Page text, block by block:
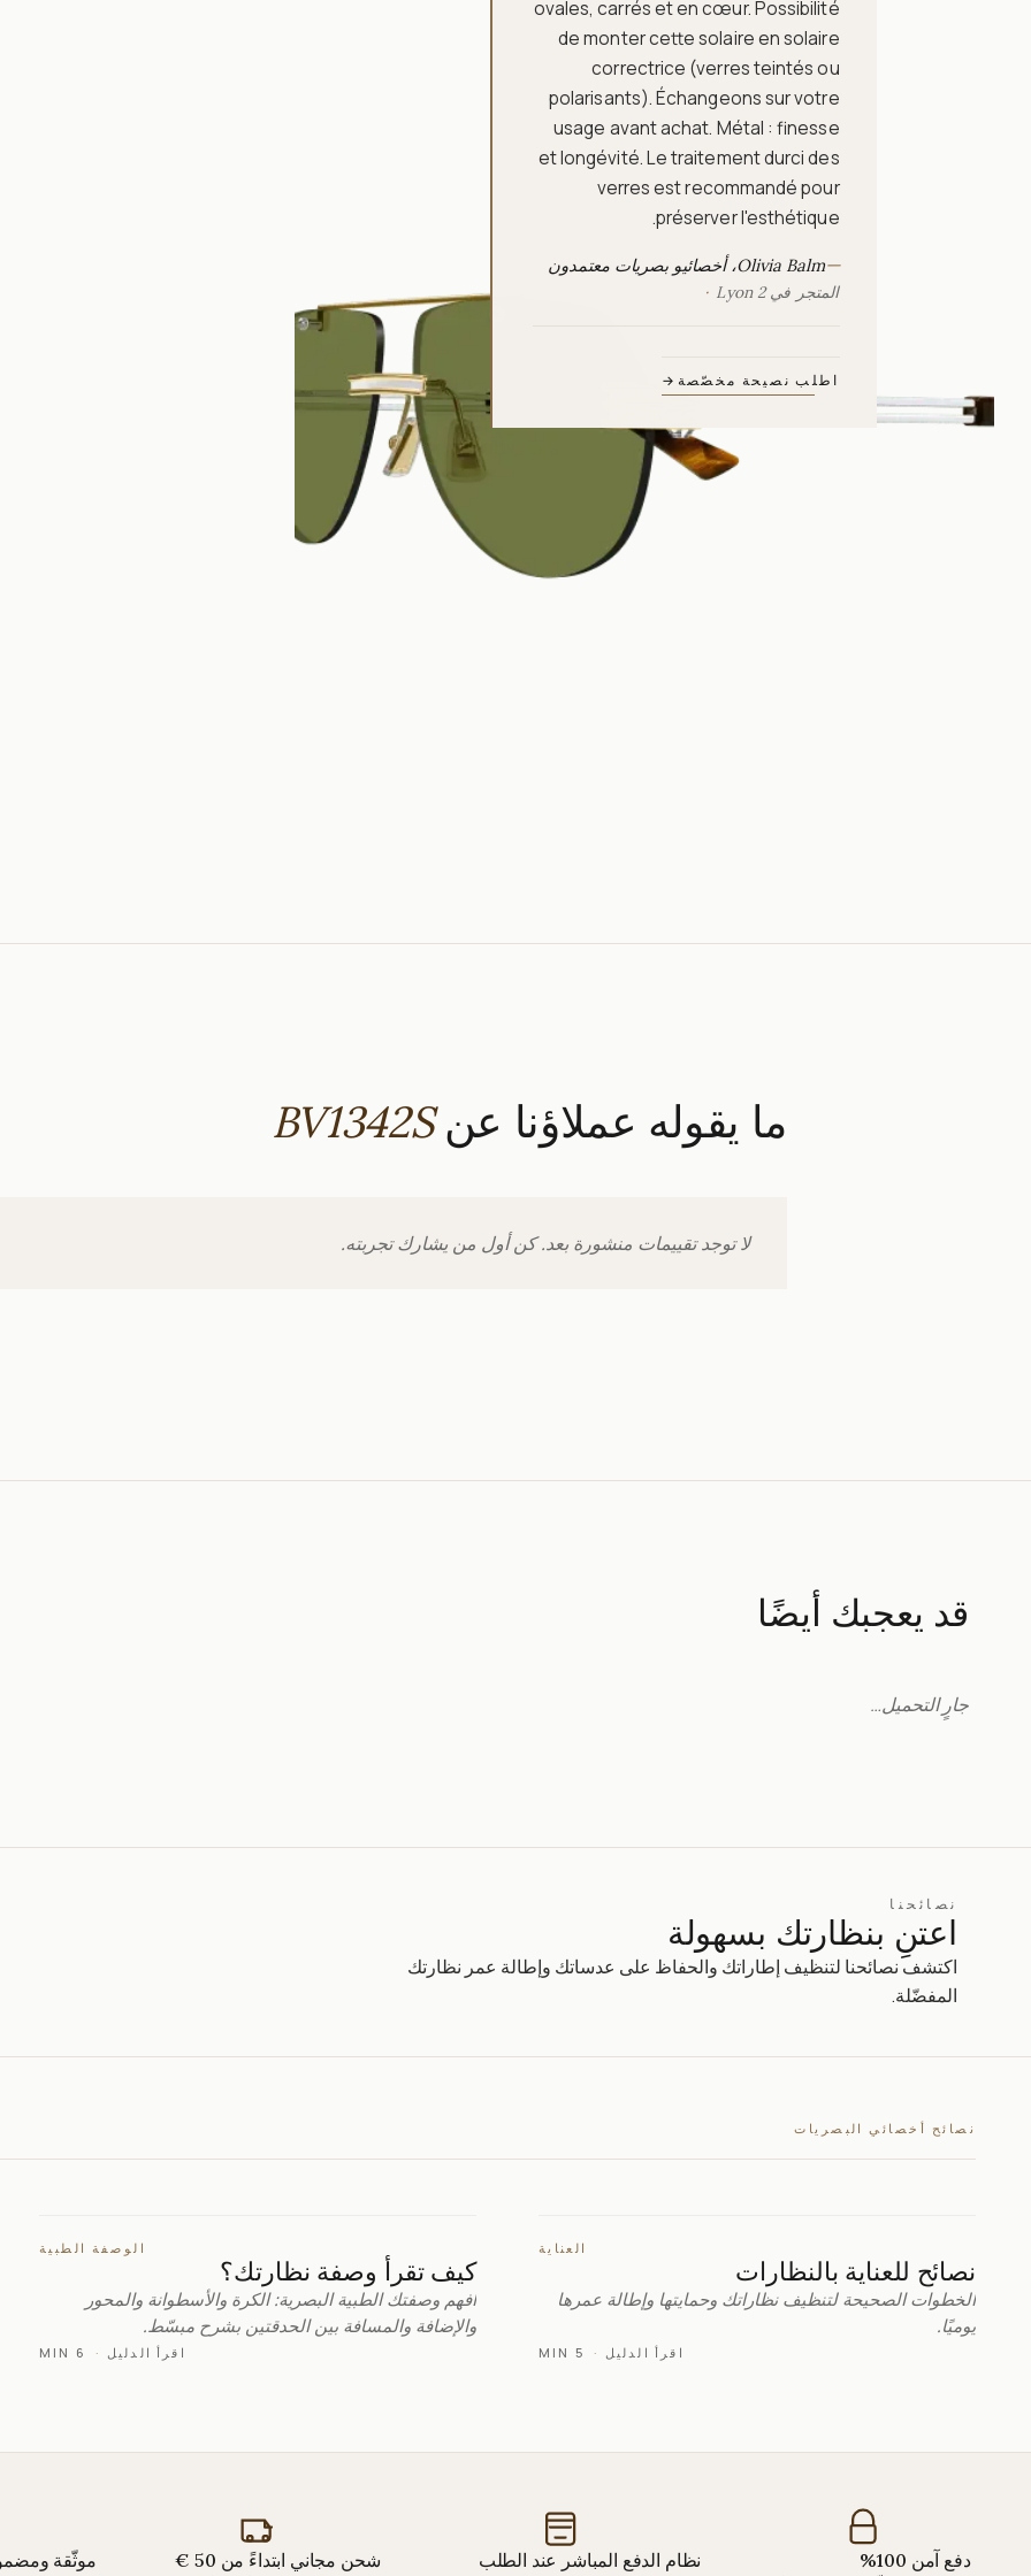
ovales, carrés et en cœur. Possibilité
de monter cette solaire en solaire
correctrice (verres teintés ou
polarisants). Échangeons sur votre
usage avant achat. Métal : finesse
et longévité. Le traitement durci des
verres est recommandé pour
préserver l'esthétique.
—Olivia Balm، أخصائيو بصريات معتمدون
المتجر في Lyon 2
اطلب نصيحة مخصّصة →
ما يقوله عملاؤنا عنBV1342S
لا توجد تقييمات منشورة بعد. كن أول من يشارك تجربته.
قد يعجبك أيضًا
جارٍ التحميل…
نصائحنا
اعتنِ بنظارتك بسهولة
اكتشف نصائحنا لتنظيف إطاراتك والحفاظ على عدساتك وإطالة عمر نظارتك
المفضّلة.
نصائح أخصائي البصريات
العناية
نصائح للعناية بالنظارات
الخطوات الصحيحة لتنظيف نظاراتك وحمايتها وإطالة عمرها
يوميًا.
اقرأ الدليل ·
5 MIN
الوصفة الطبية
كيف تقرأ وصفة نظارتك؟
افهم وصفتك الطبية البصرية: الكرة والأسطوانة والمحور
والإضافة والمسافة بين الحدقتين بشرح مبسّط.
اقرأ الدليل ·
6 MIN
دفع آمن 100%
نظام الدفع المباشر عند الطلب
شحن مجاني ابتداءً من 50 €
موثّقة